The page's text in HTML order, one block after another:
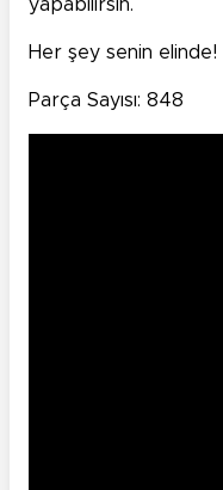
yapabilirsin.
Her şey senin elinde!
Parça Sayısı: 848